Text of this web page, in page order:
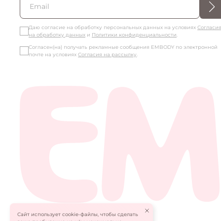
KIM COLLECTION
Даю согласие на обработку персональных данных на условиях Согласия
на обработку данных и Политики конфиденциальности.
Согласен(на) получать рекламные сообщения EMBODY по электронной
почте на условиях Согласия на рассылку.
Сайт использует cookie-файлы, чтобы сделать